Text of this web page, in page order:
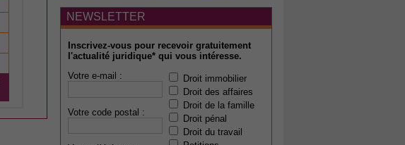
NEWSLETTER
Inscrivez-vous pour recevoir gratuitement
l'actualité juridique* qui vous intéresse.
Votre e-mail :
Votre code postal :
Droit immobilier
Droit des affaires
Droit de la famille
Droit pénal
Droit du travail